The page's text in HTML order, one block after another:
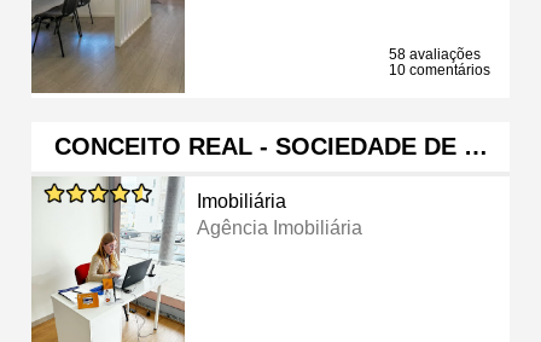
58 avaliações
10 comentários
CONCEITO REAL - SOCIEDADE DE …
Imobiliária
Agência Imobiliária